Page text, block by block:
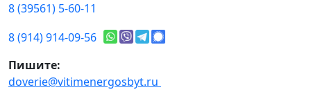
8 (39561) 5-60-11
8 (914) 914-09-56
Пишите:
doverie@vitimenergosbyt.ru